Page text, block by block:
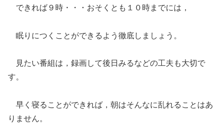
できれば９時・・・おそくとも１０時までには，
眠りにつくことができるよう徹底しましょう。
見たい番組は，録画して後日みるなどの工夫も大切で
す。
早く寝ることができれば，朝はそんなに乱れることはあ
りません。